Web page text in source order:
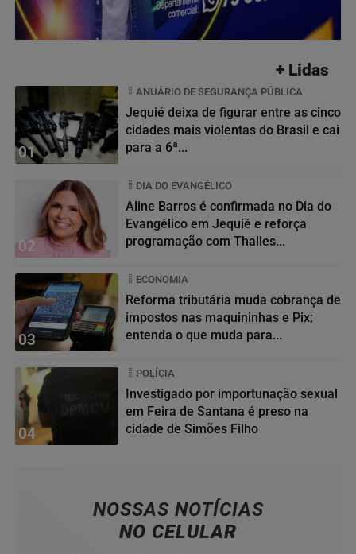
+ Lidas
01
ANUÁRIO DE SEGURANÇA PÚBLICA
Jequié deixa de figurar entre as cinco
cidades mais violentas do Brasil e cai
para a 6ª...
02
DIA DO EVANGÉLICO
Aline Barros é confirmada no Dia do
Evangélico em Jequié e reforça
programação com Thalles...
03
ECONOMIA
Reforma tributária muda cobrança de
impostos nas maquininhas e Pix;
entenda o que muda para...
04
POLÍCIA
Investigado por importunação sexual
em Feira de Santana é preso na
cidade de Simões Filho
NOSSAS NOTÍCIAS
NO CELULAR